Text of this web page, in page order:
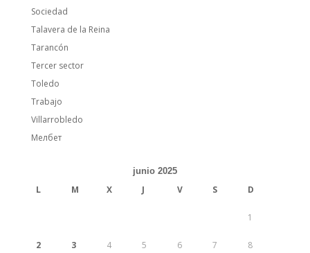
Sociedad
Talavera de la Reina
Tarancón
Tercer sector
Toledo
Trabajo
Villarrobledo
Мелбет
junio 2025
L M X J V S D
1
2 3 4 5 6 7 8